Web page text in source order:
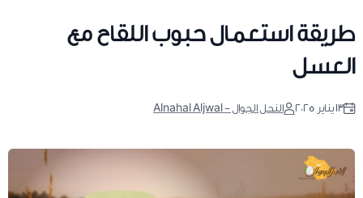
طريقة استعمال حبوب اللقاح مع
العسل
١٣ يناير ٢٠٢٥ النحل الجوال - Alnahal Aljwal